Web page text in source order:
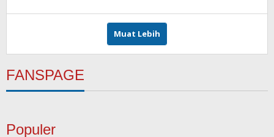
Muat Lebih
FANSPAGE
Populer